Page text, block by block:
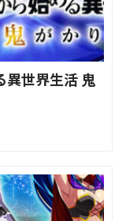
異世界生活 鬼